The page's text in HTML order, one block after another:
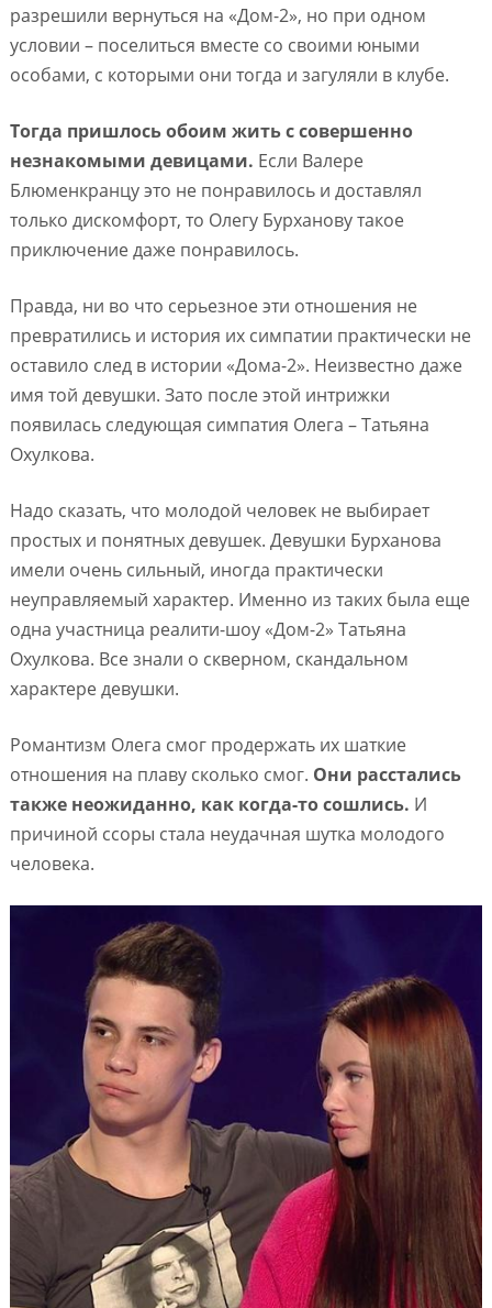
разрешили вернуться на «Дом-2», но при одном
условии – поселиться вместе со своими юными
особами, с которыми они тогда и загуляли в клубе.
Тогда пришлось обоим жить с совершенно
незнакомыми девицами. Если Валере
Блюменкранцу это не понравилось и доставлял
только дискомфорт, то Олегу Бурханову такое
приключение даже понравилось.
Правда, ни во что серьезное эти отношения не
превратились и история их симпатии практически не
оставило след в истории «Дома-2». Неизвестно даже
имя той девушки. Зато после этой интрижки
появилась следующая симпатия Олега – Татьяна
Охулкова.
Надо сказать, что молодой человек не выбирает
простых и понятных девушек. Девушки Бурханова
имели очень сильный, иногда практически
неуправляемый характер. Именно из таких была еще
одна участница реалити-шоу «Дом-2» Татьяна
Охулкова. Все знали о скверном, скандальном
характере девушки.
Романтизм Олега смог продержать их шаткие
отношения на плаву сколько смог. Они расстались
также неожиданно, как когда-то сошлись. И
причиной ссоры стала неудачная шутка молодого
человека.